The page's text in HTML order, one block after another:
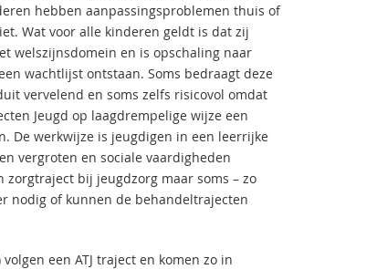
hebben aanpassingsproblemen thuis of
Wat voor alle kinderen geldt is dat zij
welszijnsdomein en is opschaling naar
wachtlijst ontstaan. Soms bedraagt deze
vervelend en soms zelfs risicovol omdat
Jeugd op laagdrempelige wijze een
De werkwijze is jeugdigen in een leerrijke
vergroten en sociale vaardigheden
bij jeugdzorg maar soms – zo
nodig of kunnen de behandeltrajecten
een ATJ traject en komen zo in